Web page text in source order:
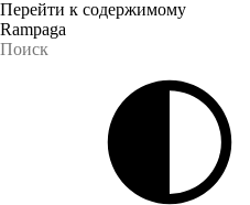
Перейти к содержимому
Rampaga